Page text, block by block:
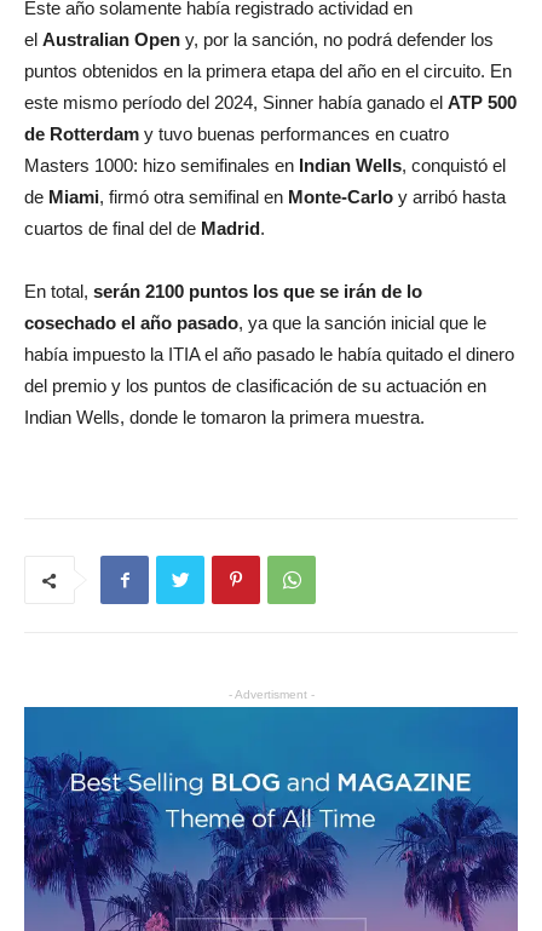
Este año solamente había registrado actividad en
el Australian Open y, por la sanción, no podrá defender los
puntos obtenidos en la primera etapa del año en el circuito. En
este mismo período del 2024, Sinner había ganado el ATP 500
de Rotterdam y tuvo buenas performances en cuatro
Masters 1000: hizo semifinales en Indian Wells, conquistó el
de Miami, firmó otra semifinal en Monte-Carlo y arribó hasta
cuartos de final del de Madrid.
En total, serán 2100 puntos los que se irán de lo
cosechado el año pasado, ya que la sanción inicial que le
había impuesto la ITIA el año pasado le había quitado el dinero
del premio y los puntos de clasificación de su actuación en
Indian Wells, donde le tomaron la primera muestra.
- Advertisment -